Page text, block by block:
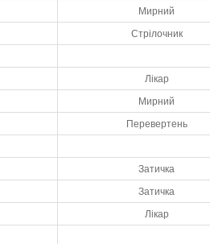
Мирний
Стрілочник
Лікар
Мирний
Перевертень
Затичка
Затичка
Лікар